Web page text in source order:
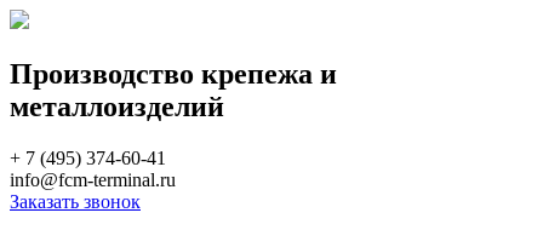
Производство крепежа и
металлоизделий
+ 7 (495) 374-60-41
info@fcm-terminal.ru
Заказать звонок